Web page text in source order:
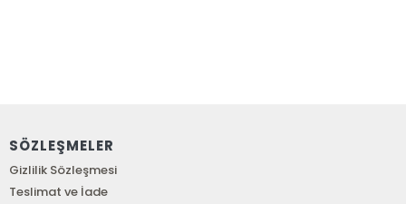
SÖZLEŞMELER
Gizlilik Sözleşmesi
Teslimat ve İade